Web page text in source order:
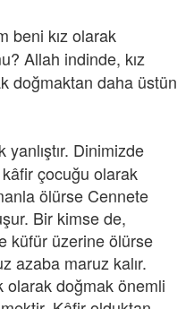
beni kız olarak
Allah indinde, kız
doğmaktan daha üstün
yanlıştır. Dinimizde
çocuğu olarak
ölürse Cennete
Bir kimse de,
küfür üzerine ölürse
azaba maruz kalır.
olarak doğmak önemli